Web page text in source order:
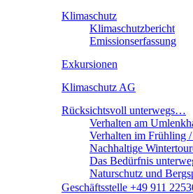
Klimaschutz
Klimaschutzbericht
Emissionserfassung
Exkursionen
Klimaschutz AG
Rücksichtsvoll unterwegs…
Verhalten am
Verhalten im Frühling
Nachhaltige
Das Bedürfnis
Naturschutz und
Geschäftsstelle +49 911